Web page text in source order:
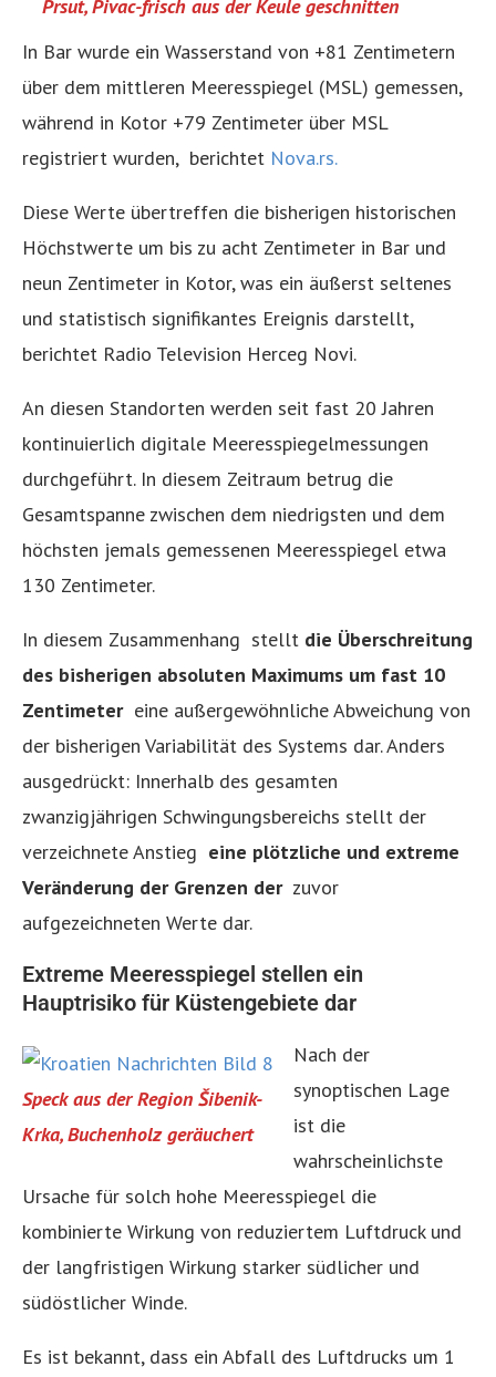
Prsut, Pivac-frisch aus der Keule geschnitten
In Bar wurde ein Wasserstand von +81 Zentimetern
über dem mittleren Meeresspiegel (MSL) gemessen,
während in Kotor +79 Zentimeter über MSL
registriert wurden, berichtet Nova.rs.
Diese Werte übertreffen die bisherigen historischen
Höchstwerte um bis zu acht Zentimeter in Bar und
neun Zentimeter in Kotor, was ein äußerst seltenes
und statistisch signifikantes Ereignis darstellt,
berichtet Radio Television Herceg Novi.
An diesen Standorten werden seit fast 20 Jahren
kontinuierlich digitale Meeresspiegelmessungen
durchgeführt. In diesem Zeitraum betrug die
Gesamtspanne zwischen dem niedrigsten und dem
höchsten jemals gemessenen Meeresspiegel etwa
130 Zentimeter.
In diesem Zusammenhang stellt die Überschreitung
des bisherigen absoluten Maximums um fast 10
Zentimetereine außergewöhnliche Abweichung von
der bisherigen Variabilität des Systems dar. Anders
ausgedrückt: Innerhalb des gesamten
zwanzigjährigen Schwingungsbereichs stellt der
verzeichnete Anstieg eine plötzliche und extreme
Veränderung der Grenzen derzuvor
aufgezeichneten Werte dar.
Extreme Meeresspiegel stellen ein
Hauptrisiko für Küstengebiete dar
Speck aus der Region Šibenik-
Krka, Buchenholz geräuchert
Nach der
synoptischen Lage
ist die
wahrscheinlichste
Ursache für solch hohe Meeresspiegel die
kombinierte Wirkung von reduziertem Luftdruck und
der langfristigen Wirkung starker südlicher und
südöstlicher Winde.
Es ist bekannt, dass ein Abfall des Luftdrucks um 1